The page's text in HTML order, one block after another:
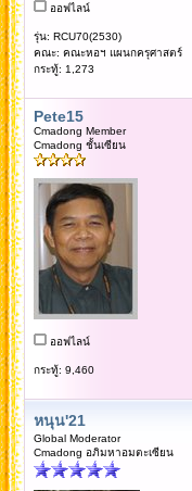
ออฟไลน์
รุ่น: RCU70(2530)
คณะ: คณะหอฯ แผนกครุศาสตร์
กระทู้: 1,273
Pete15
Cmadong Member
Cmadong ชั้นเซียน
ออฟไลน์
กระทู้: 9,460
หนุน'21
Global Moderator
Cmadong อภิมหาอมตะเซียน